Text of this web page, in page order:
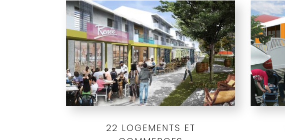
22 LOGEMENTS ET